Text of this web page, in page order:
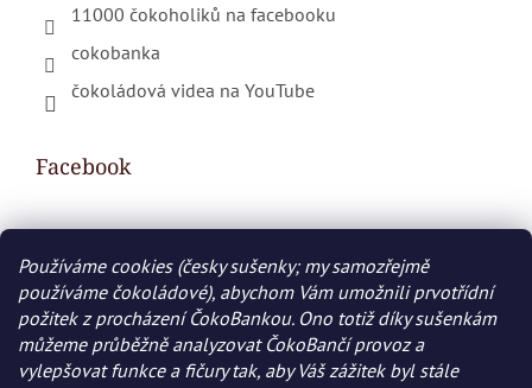
Používáme cookies (česky sušenky; my samozřejmě
používáme čokoládové), abychom Vám umožnili prvotřídní
požitek z procházení ČokoBankou. Ono totiž díky sušenkám
můžeme průběžně analyzovat ČokoBančí provoz a
vylepšovat funkce a fičury tak, aby Váš zážitek byl stále
11000 čokoholiků na facebooku
cokobanka
čokoládová videa na YouTube
Facebook
Nákupní košík
0KS /0 KČ